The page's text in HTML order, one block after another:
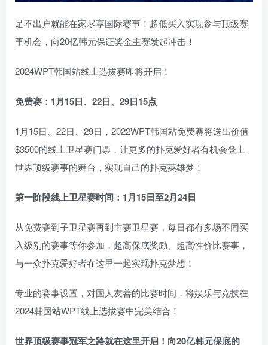
足不出户就能在家尽享国际赛事！超低买入实现参与顶级赛
事机会，向20亿韩元保证奖金主赛发起冲击！
2024WPT韩国站线上选拔赛即将开启！
免费赛：1月15日、22日、29日15点
1月15日、22日、29日，2022WPT韩国站免费赛将送出价值
$3500的线上卫星赛门票，让更多的扑克爱好者有机会登上
世界顶级赛事的舞台，实现自己的扑克英雄梦！
第一阶段线上卫星赛时间：1月15日至2月24日
从免费赛到子卫星赛再到主赛卫星赛，每日都有多场不同买
入级别的赛事等你参加，超高保底奖励、超高性价比赛事，
与一众扑克爱好者在这里一起实现扑克梦想！
专业的赛事设置，对国人友善的比赛时间，将娱乐与竞技在
2024韩国站WPT线上选拔赛中完美结合！
世界顶级赛事冠军之路就在这里开启！向20亿韩元保底的